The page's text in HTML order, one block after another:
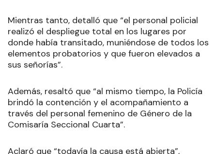
Mientras tanto, detalló que “el personal policial
realizó el despliegue total en los lugares por
donde había transitado, muniéndose de todos los
elementos probatorios y que fueron elevados a
sus señorías”.
Además, resaltó que “al mismo tiempo, la Policía
brindó la contención y el acompañamiento a
través del personal femenino de Género de la
Comisaría Seccional Cuarta”.
Aclaró que “todavía la causa está abierta”,